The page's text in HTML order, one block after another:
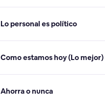
Lo personal es político
Como estamos hoy (Lo mejor)
Ahorra o nunca